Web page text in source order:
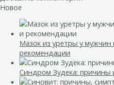
Новое
Мазок из уретры у
рекомендации
Синдром Зудека: причины